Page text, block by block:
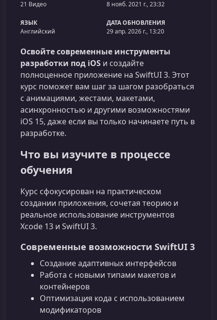
21 Видео
8 нояб. 2021 г., 23:32
ЯЗЫК
Английский
ДАТА ОБНОВЛЕНИЯ
29 апр. 2026 г., 13:20
Освойте современные инструменты
разработки под iOS и создайте
полноценное приложение на SwiftUI 3. Этот
курс поможет вам шаг за шагом разобраться
с анимациями, жестами, макетами,
асинхронностью и другими возможностями
iOS 15, даже если вы только начинаете путь в
разработке.
Что вы изучите в процессе
обучения
Курс сфокусирован на практическом
создании приложения, сочетая теорию и
реальное использование инструментов
Xcode 13 и SwiftUI 3.
Современные возможности SwiftUI 3
Создание адаптивных интерфейсов
Работа с новыми типами макетов и
контейнеров
Оптимизация кода с использованием
модификаторов